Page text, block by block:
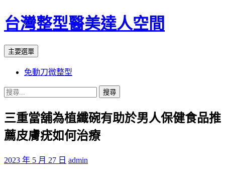
台灣整型醫美達人空間
搜
主要選單
主
要
內
容
免動刀微整型
搜
關
鍵
字:
三重當舖為植纖碗有助於男人保健食品推
薦皮膚疣如何治療
2023 年 5 月 27 日 admin